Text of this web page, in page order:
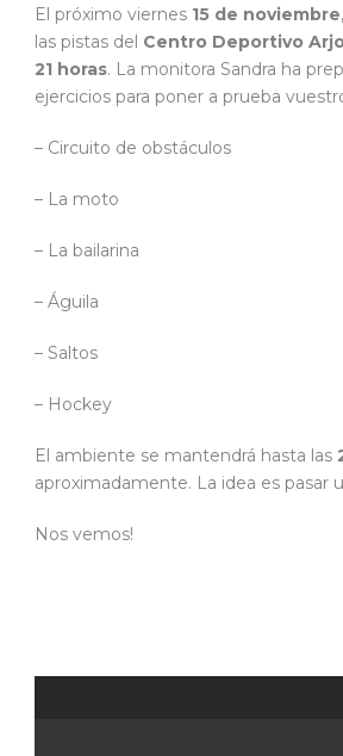
El próximo viernes 15 de noviembre
las pistas del Centro Deportivo
21 horas. La monitora Sandra ha
ejercicios para poner a prueba
– Circuito de obstáculos
– La moto
– La bailarina
– Águila
– Saltos
– Hockey
El ambiente se mantendrá hasta las
aproximadamente. La idea es pasar
Nos vemos!